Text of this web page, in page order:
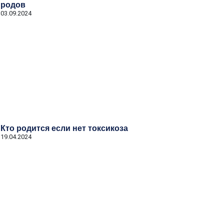
родов
03.09.2024
Кто родится если нет токсикоза
19.04.2024